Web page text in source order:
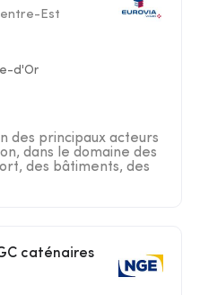
Est
d'Or
des principaux acteurs
dans le domaine des
des bâtiments, des